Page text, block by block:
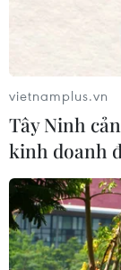
Thủ tướng:
phẩm, vật
13/09/2022 06:16
Yêu cầu khắc
thuốc, Thủ
vietnamplus.vn
Tây Ninh
kinh doanh